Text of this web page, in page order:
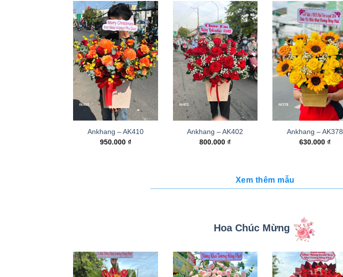
Ankhang – AK410
950.000 ₫
Ankhang – AK402
800.000₫
Ankhang – AK378
630.000₫
Xem thêm mẫu
Hoa Chúc Mừng